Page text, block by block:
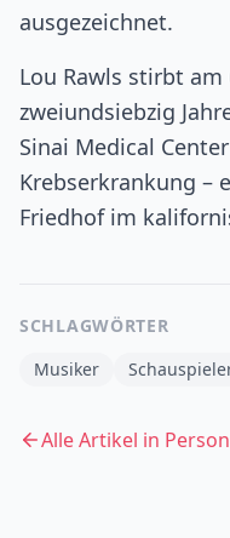
ausgezeichnet.
Lou Rawls stirbt am
zweiundsiebzig
Sinai Medical
Krebserkrankung –
Friedhof im
SCHLAGWÖRTER
Musiker
Alle Artikel in